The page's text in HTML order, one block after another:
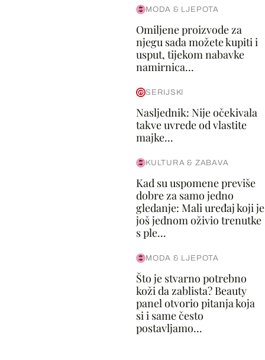
MODA & LJEPOTA
Omiljene proizvode za
njegu sada možete kupiti i
usput, tijekom nabavke
namirnica...
SERIJSKI
Nasljednik: Nije očekivala
takve uvrede od vlastite
majke...
KULTURA & ZABAVA
Kad su uspomene previše
dobre za samo jedno
gledanje: Mali uređaj koji je
još jednom oživio trenutke
s ple...
MODA & LJEPOTA
Što je stvarno potrebno
koži da zablista? Beauty
panel otvorio pitanja koja
si i same često
postavljamo...